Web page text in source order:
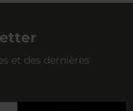
et des dernières